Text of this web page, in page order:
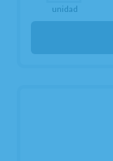
unidad